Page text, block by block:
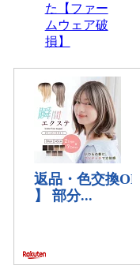
た【ファー
ムウェア破
損】